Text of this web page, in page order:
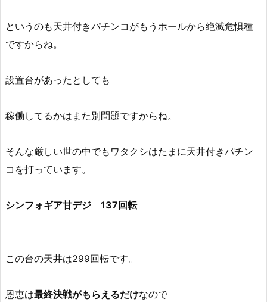
というのも天井付きパチンコがもうホールから絶滅危惧種
ですからね。
設置台があったとしても
稼働してるかはまた別問題ですからね。
そんな厳しい世の中でもワタクシはたまに天井付きパチン
コを打っています。
シンフォギア甘デジ 137回転
この台の天井は299回転です。
恩恵は最終決戦がもらえるだけなので